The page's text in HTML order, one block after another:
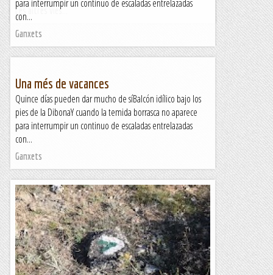
Les altres vies...
para interrumpir un continuo de escaladas entrelazadas
con...
Ganxets
Una més de vacances
Quince días pueden dar mucho de síBalcón idílico bajo los
pies de la DibonaY cuando la temida borrasca no aparece
para interrumpir un continuo de escaladas entrelazadas
con...
Ganxets